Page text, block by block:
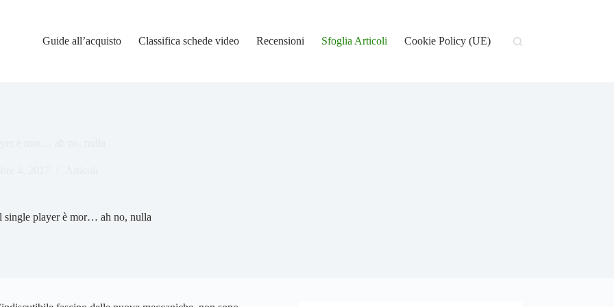
Guide all’acquisto
Classifica schede video Recensioni Sfoglia Articoli Cookie Policy (UE)
single player è mor… ah no, nulla